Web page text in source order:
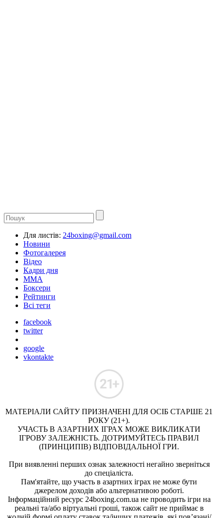
Для листів: 24boxing@gmail.com
Новини
Фотогалерея
Відео
Кадри дня
ММА
Боксери
Рейтинги
Всі теги
facebook
twitter
google
vkontakte
МАТЕРІАЛИ САЙТУ ПРИЗНАЧЕНІ ДЛЯ ОСІБ СТАРШЕ 21
РОКУ (21+).
УЧАСТЬ В АЗАРТНИХ ІГРАХ МОЖЕ ВИКЛИКАТИ
ІГРОВУ ЗАЛЕЖНІСТЬ. ДОТРИМУЙТЕСЬ ПРАВИЛ
(ПРИНЦИПІВ) ВІДПОВІДАЛЬНОЇ ГРИ.
При виявленні перших ознак залежності негайно зверніться
до спеціаліста.
Пам'ятайте, що участь в азартних іграх не може бути
джерелом доходів або альтернативою роботі.
Інформаційний ресурс 24boxing.com.ua не проводить ігри на
реальні та/або віртуальні гроші, також сайт не приймає в